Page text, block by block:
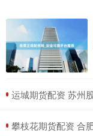
运城期货配资 苏州
攀枝花期货配资 合肥